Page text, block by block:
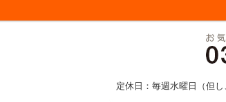
定休日：毎週水曜日（但